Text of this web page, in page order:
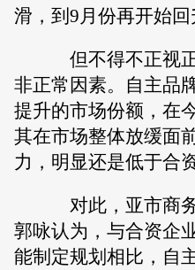
滑，到9月份再开始回
但不得不正视正
非正常因素。自主品
提升的市场份额，在
其在市场整体放缓面
力，明显还是低于合
对此，亚市商务
郭咏认为，与合资企
能制定规划相比，自